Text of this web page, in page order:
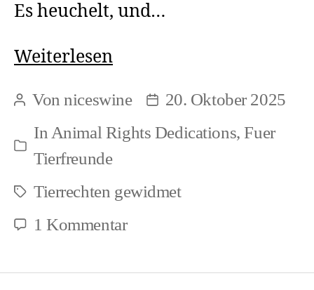
Es heuchelt, und…
WeiterlesenAnimal
Dedications
–
heuchelt
2
Beitragsautor
Vonniceswine Beitragsdatum
20. Oktober 2025
Kategorien
In Animal Rights Dedications,Fuer
Tierfreunde
Schlagwörter
Tierrechten gewidmet
1 Kommentarzu
Rights